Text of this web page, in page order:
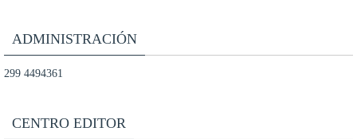
ADMINISTRACIÓN
299 4494361
CENTRO EDITOR